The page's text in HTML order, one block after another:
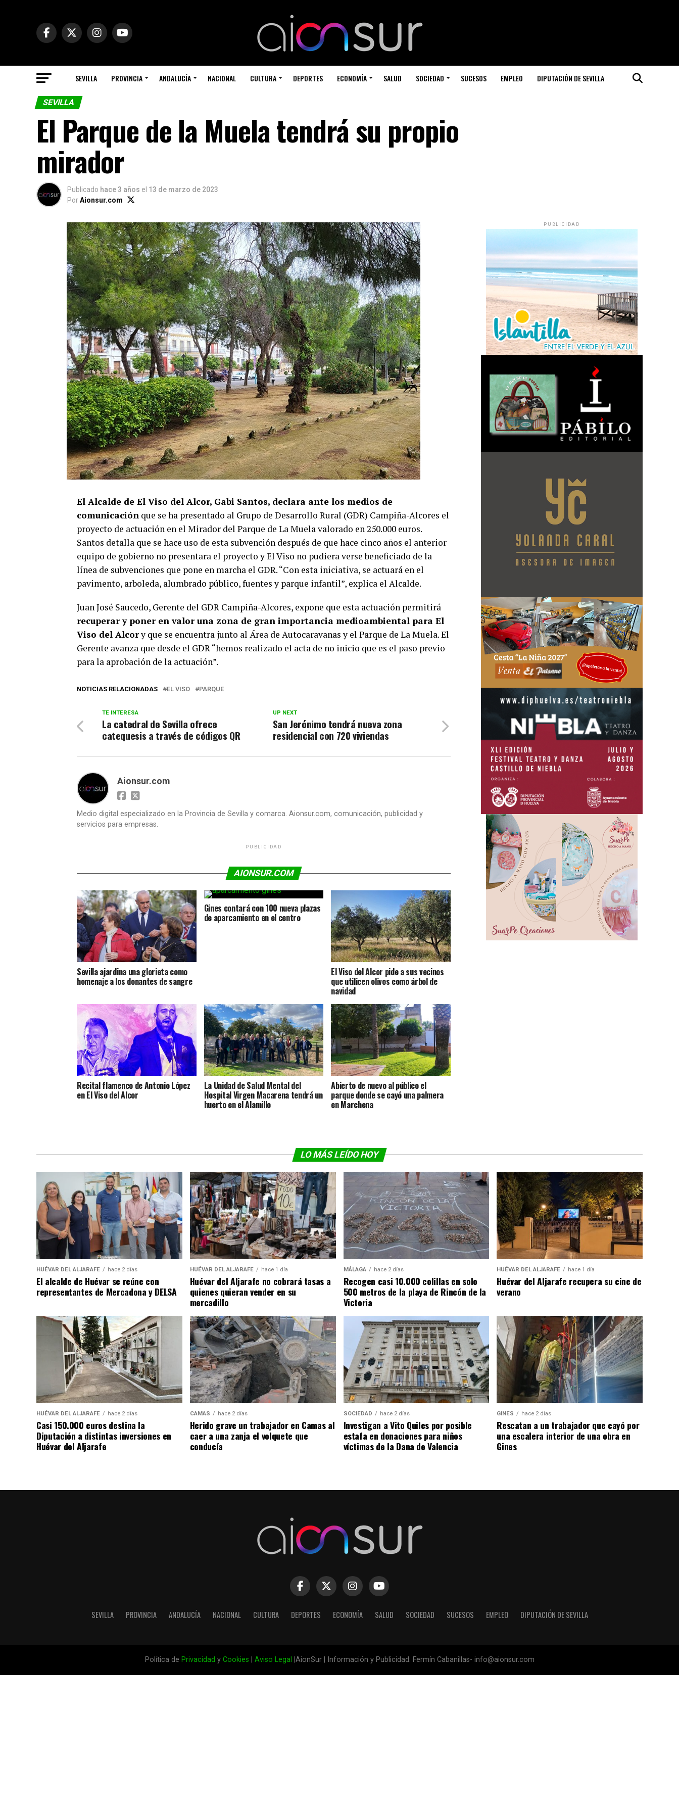
SEVILLA PROVINCIA ANDALUCÍA NACIONAL CULTURA DEPORTES ECONOMÍA SALUD SOCIEDAD SUCESOS EMPLEO DIPUTACIÓN DE SEVILLA
SEVILLA
El Parque de la Muela tendrá su propio
mirador
Publicado hace 3 años el 13 de marzo de 2023
PorAionsur.com
El Alcalde de El Viso del Alcor, Gabi Santos, declara ante los medios de
comunicación que se ha presentado al Grupo de Desarrollo Rural (GDR) Campiña-Alcores el
proyecto de actuación en el Mirador del Parque de La Muela valorado en 250.000 euros.
Santos detalla que se hace uso de esta subvención después de que hace cinco años el anterior
equipo de gobierno no presentara el proyecto y El Viso no pudiera verse beneficiado de la
línea de subvenciones que pone en marcha el GDR. “Con esta iniciativa, se actuará en el
pavimento, arboleda, alumbrado público, fuentes y parque infantil”, explica el Alcalde.
Juan José Saucedo, Gerente del GDR Campiña-Alcores, expone que esta actuación permitirá
recuperar y poner en valor una zona de gran importancia medioambiental para El
Viso del Alcory que se encuentra junto al Área de Autocaravanas y el Parque de La Muela. El
Gerente avanza que desde el GDR “hemos realizado el acta de no inicio que es el paso previo
para la aprobación de la actuación”.
NOTICIAS RELACIONADAS EL VISO PARQUE
UP NEXT
San Jerónimo tendrá nueva zona
residencial con 720 viviendas
TE INTERESA
La catedral de Sevilla ofrece
catequesis a través de códigos QR
Aionsur.com
Medio digital especializado en la Provincia de Sevilla y comarca. Aionsur.com, comunicación, publicidad y
servicios para empresas.
PUBLICIDAD
AIONSUR.COM
Sevilla ajardina una glorieta como
homenaje a los donantes de sangre
Gines contará con 100 nueva plazas
de aparcamiento en el centro
El Viso del Alcor pide a sus vecinos
que utilicen olivos como árbol de
navidad
Recital flamenco de Antonio López
en El Viso del Alcor
La Unidad de Salud Mental del
Hospital Virgen Macarena tendrá un
huerto en el Alamillo
Abierto de nuevo al público el
parque donde se cayó una palmera
en Marchena
PUBLICIDAD
LO MÁS LEÍDO HOY
HUÉVAR DEL ALJARAFE hace 2 días
El alcalde de Huévar se reúne con
representantes de Mercadona y DELSA
HUÉVAR DEL ALJARAFE hace 1 día
Huévar del Aljarafe no cobrará tasas a
quienes quieran vender en su
mercadillo
MÁLAGA hace 2 días
Recogen casi 10.000 colillas en solo
500 metros de la playa de Rincón de la
Victoria
HUÉVAR DEL ALJARAFE hace 1 día
Huévar del Aljarafe recupera su cine de
verano
HUÉVAR DEL ALJARAFE hace 2 días
Casi 150.000 euros destina la
Diputación a distintas inversiones en
Huévar del Aljarafe
CAMAS hace 2 días
Herido grave un trabajador en Camas al
caer a una zanja el volquete que
conducía
SOCIEDAD hace 2 días
Investigan a Vito Quiles por posible
estafa en donaciones para niños
víctimas de la Dana de Valencia
GINES hace 2 días
Rescatan a un trabajador que cayó por
una escalera interior de una obra en
Gines
SEVILLA PROVINCIA ANDALUCÍA NACIONAL CULTURA DEPORTES ECONOMÍA SALUD SOCIEDAD SUCESOS EMPLEO DIPUTACIÓN DE SEVILLA
Política de Privacidad y Cookies Aviso Legal |AionSur | Información y Publicidad: Fermín Cabanillas- info@aionsur.com